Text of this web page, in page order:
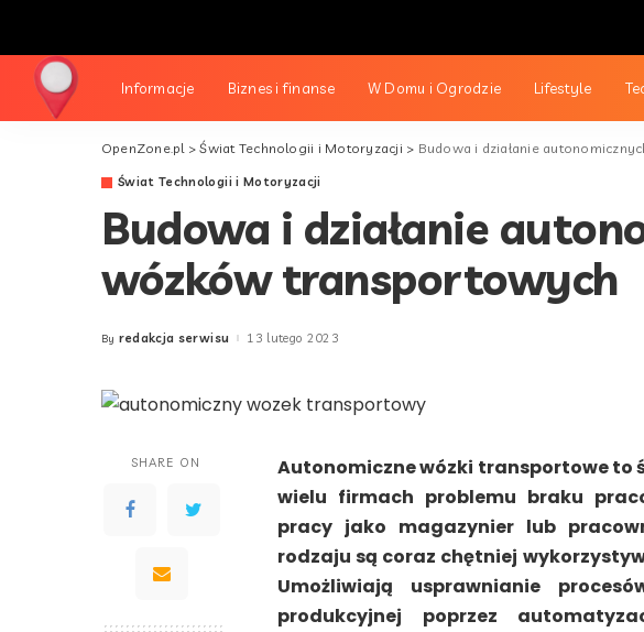
Informacje Biznes i finanse W Domu i Ogrodzie Lifestyle
OpenZone.pl>Świat Technologii i Motoryzacji > Budowa i działanie
Świat Technologii i Motoryzacji
Budowa i działanie
wózków transportowych
Posted
By redakcja serwisu 13 lutego 2023
SHARE ON
Autonomiczne wózki transportowe to
wielu firmach problemu braku
pracy jako magazynier lub
rodzaju są coraz chętniej
Umożliwiają usprawnianie
produkcyjnej poprzez